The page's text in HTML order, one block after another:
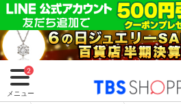
2
メニュー